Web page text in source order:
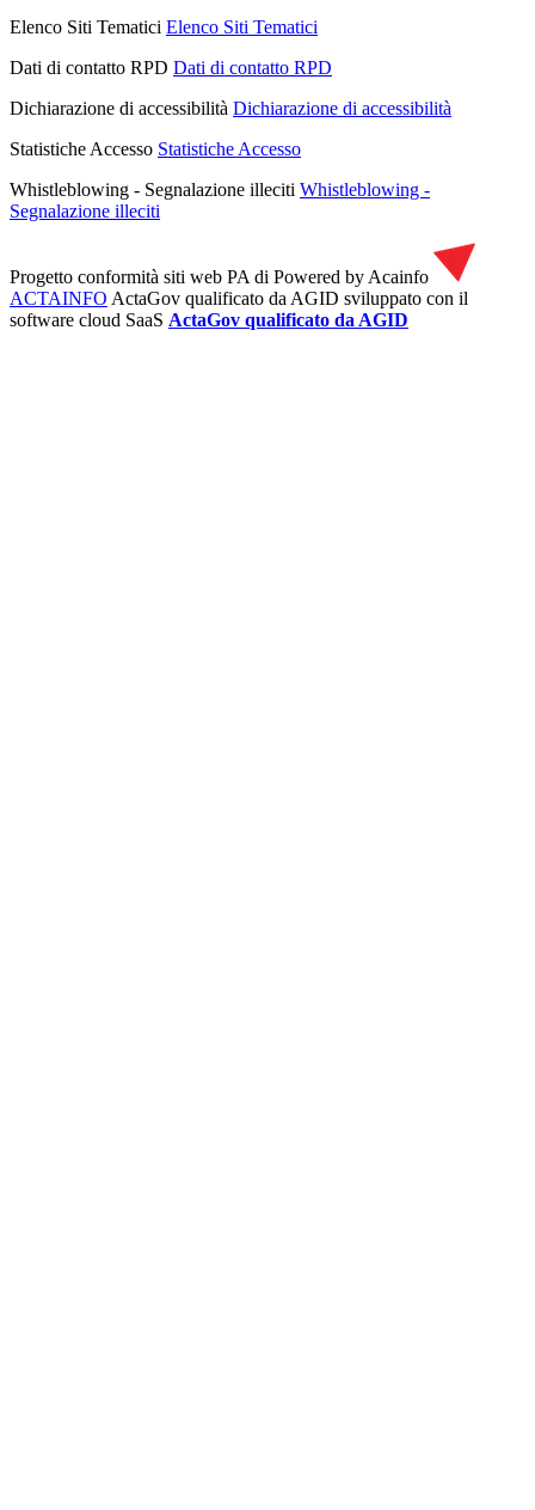
Elenco Siti Tematici Elenco Siti Tematici
Dati di contatto RPD Dati di contatto RPD
Dichiarazione di accessibilità Dichiarazione di accessibilità
Statistiche Accesso Statistiche Accesso
Whistleblowing - Segnalazione illeciti Whistleblowing -
Segnalazione illeciti
Progetto conformità siti web PA di Powered by Acainfo
ACTAINFO ActaGov qualificato da AGID sviluppato con il
software cloud SaaS ActaGov qualificato da AGID